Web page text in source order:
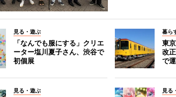
見る・遊ぶ
「なんでも服にする」クリエ
ーター塩川夏子さん、渋谷で
初個展
暮ら
東
改
で
見る・遊ぶ 見る